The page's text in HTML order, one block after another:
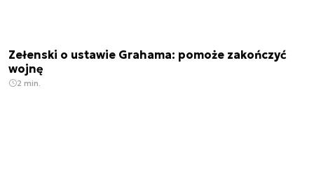
Zełenski o ustawie Grahama: pomoże zakończyć
wojnę
2 min.